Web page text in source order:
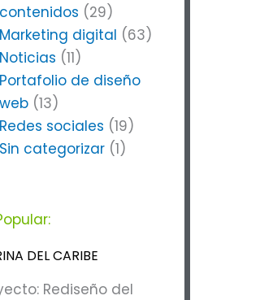
contenidos (29)
Marketing digital (63)
Noticias (11)
Portafolio de diseño
web (13)
Redes sociales (19)
Sin categorizar (1)
DEL CARIBE
Rediseño del